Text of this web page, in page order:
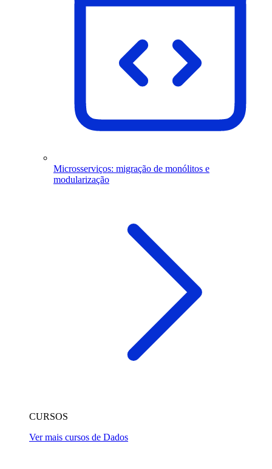
Microsserviços: migração de monólitos e
modularização
CURSOS
Ver mais cursos de Dados